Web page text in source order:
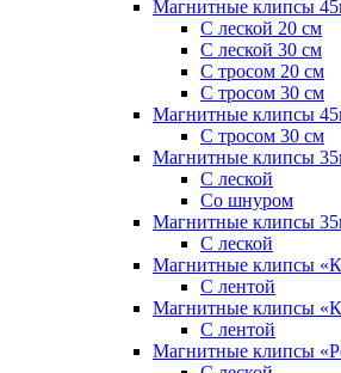
Магнитные клипсы
С леской 20 см
С леской 30 см
С тросом 20 см
С тросом 30 см
Магнитные клипсы
С тросом 30 см
Магнитные клипсы
С леской
Со шнуром
Магнитные клипсы
С леской
Магнитные клипсы
С лентой
Магнитные клипсы
С лентой
Магнитные клипсы